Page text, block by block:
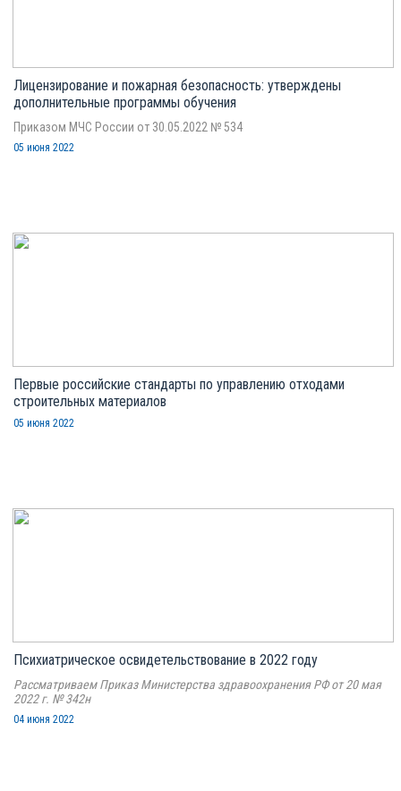
Лицензирование и пожарная безопасность: утверждены
дополнительные программы обучения
Приказом МЧС России от 30.05.2022 № 534
05 июня 2022
Первые российские стандарты по управлению отходами
строительных материалов
05 июня 2022
Психиатрическое освидетельствование в 2022 году
Рассматриваем Приказ Министерства здравоохранения РФ от 20 мая
2022 г. № 342н
04 июня 2022